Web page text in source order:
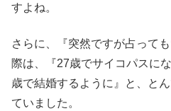
すよね。
さらに、『突然ですが占って
際は、『27歳でサイコパスに
歳で結婚するように』と、と
ていました。